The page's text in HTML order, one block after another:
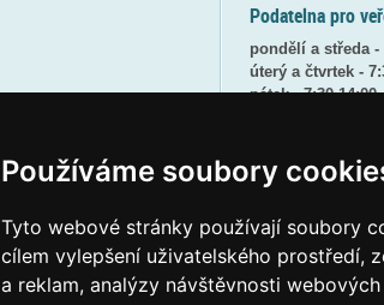
Používáme soubory
Tyto webové stránky používají soubory
cílem vylepšení uživatelského prostředí,
a reklam, analýzy návštěvnosti
Podatelna pro
pondělí a středa -
úterý a čtvrtek -
pátek - 7:30-14:00
(více informací
posta@msmtgov
ID datové